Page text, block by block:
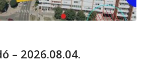
– 2026.08.04.